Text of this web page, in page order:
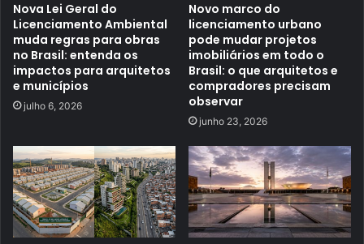
Nova Lei Geral do
Licenciamento Ambiental
muda regras para obras
no Brasil: entenda os
impactos para arquitetos
e municípios
julho 6, 2026
Novo marco do
licenciamento urbano
pode mudar projetos
imobiliários em todo o
Brasil: o que arquitetos e
compradores precisam
observar
junho 23, 2026